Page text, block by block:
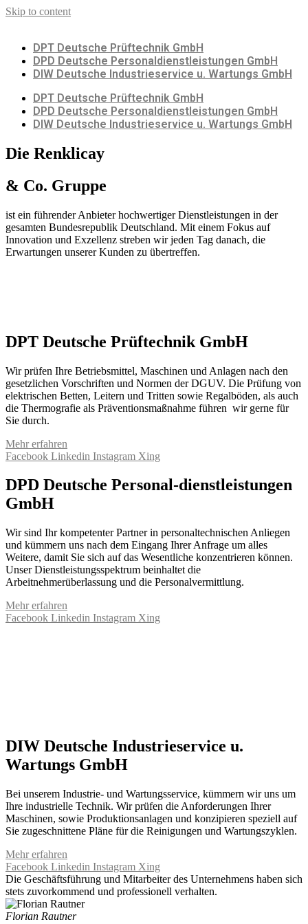
Skip to content
DPT Deutsche Prüftechnik GmbH
DPD Deutsche Personaldienstleistungen GmbH
DIW Deutsche Industrieservice u. Wartungs GmbH
DPT Deutsche Prüftechnik GmbH
DPD Deutsche Personaldienstleistungen GmbH
DIW Deutsche Industrieservice u. Wartungs GmbH
Die Renklicay
& Co. Gruppe
ist ein führender Anbieter hochwertiger Dienstleistungen in der
gesamten Bundesrepublik Deutschland. Mit einem Fokus auf
Innovation und Exzellenz streben wir jeden Tag danach, die
Erwartungen unserer Kunden zu übertreffen.
DPT Deutsche Prüftechnik GmbH
Wir prüfen Ihre Betriebsmittel, Maschinen und Anlagen nach den
gesetzlichen Vorschriften und Normen der DGUV. Die Prüfung von
elektrischen Betten, Leitern und Tritten sowie Regalböden, als auch
die Thermografie als Präventionsmaßnahme führen wir gerne für
Sie durch.
Mehr erfahren
Facebook Linkedin Instagram Xing
DPD Deutsche Personal-dienstleistungen
GmbH
Wir sind Ihr kompetenter Partner in personaltechnischen Anliegen
und kümmern uns nach dem Eingang Ihrer Anfrage um alles
Weitere, damit Sie sich auf das Wesentliche konzentrieren können.
Unser Dienstleistungsspektrum beinhaltet die
Arbeitnehmerüberlassung und die Personalvermittlung.
Mehr erfahren
Facebook Linkedin Instagram Xing
DIW Deutsche Industrieservice u.
Wartungs GmbH
Bei unserem Industrie- und Wartungsservice, kümmern wir uns um
Ihre industrielle Technik. Wir prüfen die Anforderungen Ihrer
Maschinen, sowie Produktionsanlagen und konzipieren speziell auf
Sie zugeschnittene Pläne für die Reinigungen und Wartungszyklen.
Mehr erfahren
Facebook Linkedin Instagram Xing
Die Geschäftsführung und Mitarbeiter des Unternehmens haben sich
stets zuvorkommend und professionell verhalten.
Florian Rautner